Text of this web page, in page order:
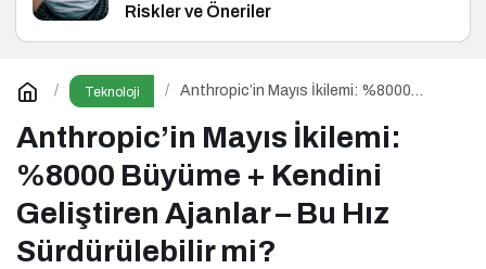
Riskler ve Öneriler
Teknoloji
Anthropic’in Mayıs İkilemi: %8000
Hız Sürdürülebilir mi?
Anthropic’in Mayıs İkilemi:
%8000 Büyüme + Kendini
Geliştiren Ajanlar – Bu Hız
Sürdürülebilir mi?